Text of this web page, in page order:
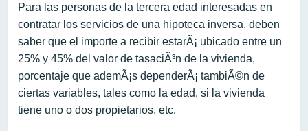
Para las personas de la tercera edad interesadas en
contratar los servicios de una hipoteca inversa, deben
saber que el importe a recibir estarÃ¡ ubicado entre un
25% y 45% del valor de tasaciÃ³n de la vivienda,
porcentaje que ademÃ¡s dependerÃ¡ tambiÃ©n de
ciertas variables, tales como la edad, si la vivienda
tiene uno o dos propietarios, etc.